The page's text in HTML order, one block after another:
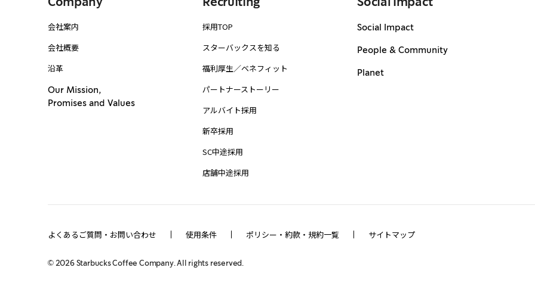
会社案内
会社概要
沿革
Our Mission,
Promises and Values
採用TOP
スターバックスを知る
福利厚生／ベネフィット
パートナーストーリー
アルバイト採用
新卒採用
SC中途採用
店舗中途採用
Social Impact
People & Community
Planet
よくあるご質問・お問い合わせ 使用条件 ポリシー・約款・規約一覧 サイトマップ
©2026Starbucks Coffee Company. All rights reserved.